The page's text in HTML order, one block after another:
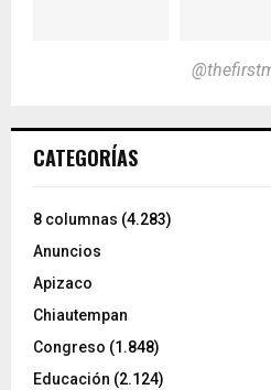
CATEGORÍAS
8 columnas (4.283)
Anuncios
Apizaco
Chiautempan
Congreso (1.848)
Educación (2.124)